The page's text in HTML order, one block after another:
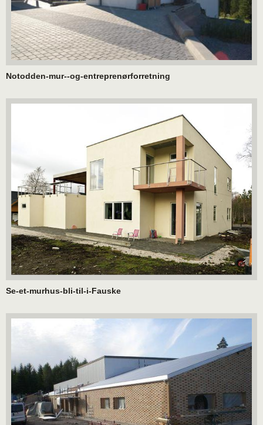
Notodden-mur--og-entreprenørforretning
Se-et-murhus-bli-til-i-Fauske